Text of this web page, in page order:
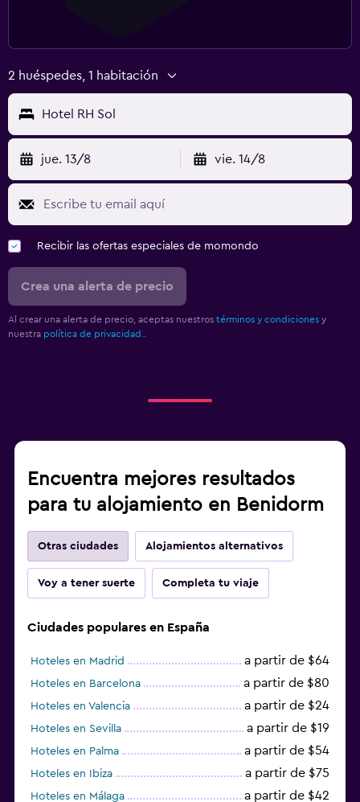
2 huéspedes, 1 habitación
Hotel RH Sol
jue. 13/8 vie. 14/8
Recibir las ofertas especiales de momondo
Crea una alerta de precio
Al crear una alerta de precio, aceptas nuestros términos y condiciones y
nuestra política de privacidad.
Encuentra mejores resultados
para tu alojamiento en Benidorm
Otras ciudades Alojamientos alternativos
Voy a tener suerte Completa tu viaje
Ciudades populares en España
Hoteles en Madrid a partir de $64
Hoteles en Barcelona a partir de $80
Hoteles en Valencia a partir de $24
Hoteles en Sevilla a partir de $19
Hoteles en Palma a partir de $54
Hoteles en Ibiza a partir de $75
Hoteles en Málaga a partir de $42